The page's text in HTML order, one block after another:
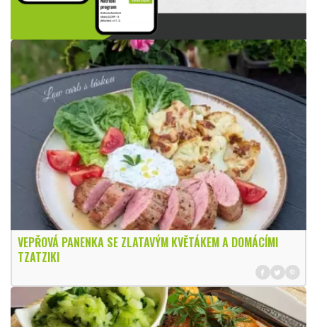
VEPŘOVÁ PANENKA SE ZLATAVÝM KVĚTÁKEM A DOMÁCÍMI
TZATZIKI